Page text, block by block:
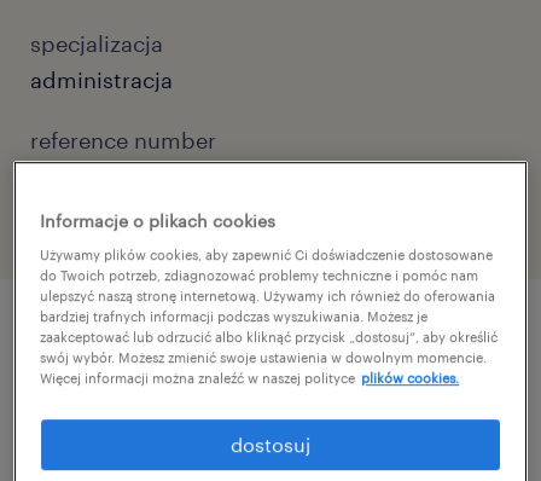
specjalizacja
administracja
reference number
szczegóły oferty
Szukamy Młodszego Specjalisty / Specjalistki
ds. Obrotu Paletowego i Opakowań. Jeśli
Informacje o plikach cookies
Używamy plików cookies, aby zapewnić Ci doświadczenie dostosowane
do Twoich potrzeb, zdiagnozować problemy techniczne i pomóc nam
ulepszyć naszą stronę internetową. Używamy ich również do oferowania
bardziej trafnych informacji podczas wyszukiwania. Możesz je
zaakceptować lub odrzucić albo kliknąć przycisk „dostosuj”, aby określić
swój wybór. Możesz zmienić swoje ustawienia w dowolnym momencie.
Więcej informacji można znaleźć w naszej polityce plików cookies.
dostosuj